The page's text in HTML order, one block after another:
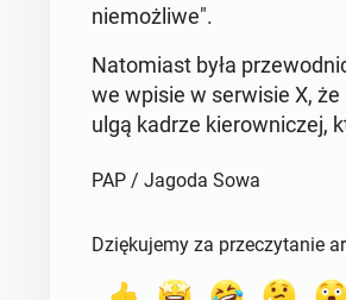
nie­moż­li­we".
Na­to­miast była
we wpisie w ser­wi­sie X,
ulgą kadrze kie­row­ni­czej,
PAP / Jagoda Sowa
Dziękujemy za przeczytanie